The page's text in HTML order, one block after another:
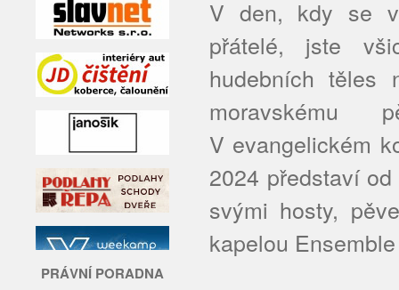
PRÁVNÍ PORADNA
V den, kdy se v
přátelé, jste
hudebních těles
moravskému
V evangelickém
2024 představí
svými hosty,
kapelou